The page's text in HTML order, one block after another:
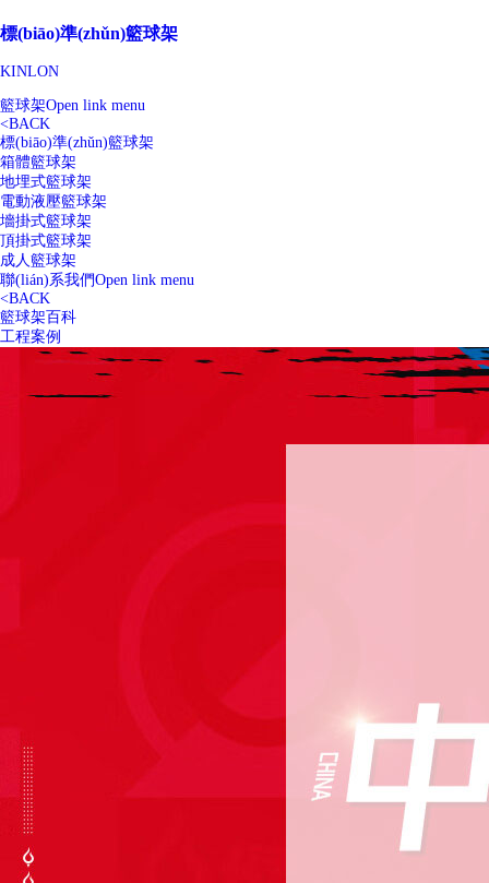
標(biāo)準(zhǔn)籃球架
KINLON
籃球架Open link menu
<BACK
標(biāo)準(zhǔn)籃球架
箱體籃球架
地埋式籃球架
電動液壓籃球架
墻掛式籃球架
頂掛式籃球架
成人籃球架
聯(lián)系我們Open link menu
<BACK
籃球架百科
工程案例